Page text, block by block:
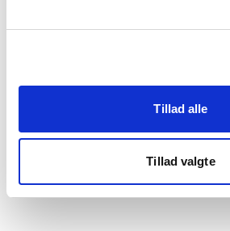
Tillad alle
Tillad valgte